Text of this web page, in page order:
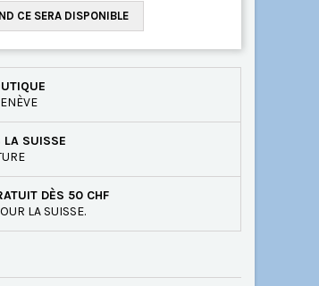
CE SERA DISPONIBLE
LA SUISSE
DÈS 50 CHF
LA SUISSE.